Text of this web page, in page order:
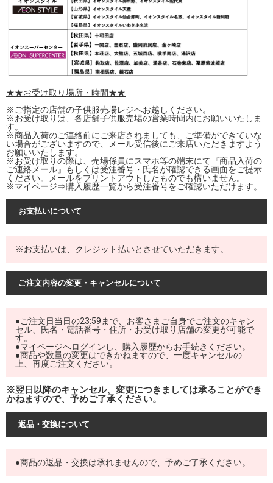
★★お受け取り場所・時間★★
※ご指定の店舗の子供服売場レジへお越しください。
※お受け取りは、各店舗子供服売場の営業時間内にお願いいたしま
す。
※商品入荷のご連絡前にご来店されましても、ご準備ができていな
い場合がございますので、メール受信後にご来店いただきますよう
お願いいたします。
※お受け取りの際は、売場係員にスマホ等の端末にて『商品入荷の
ご連絡メール』もしくは受注番号・氏名が確認できる画面をご提示
ください。メールをプリントアウトしたものでも構いません。
※マイページ⇒購入履歴一覧から受注番号をご確認いただけます。
お支払いについて
※お支払いは、クレジット払いとさせていただきます。
ご注文内容の変更・キャンセルについて
●ご注文日当日の23:59まで、お客さまご自身でご注文のキャン
セル、氏名・電話番号・住所・お受け取り店舗の変更が可能で
す。
●マイページへログインし、購入履歴からお手続きください。
●商品や数量の変更はできかねますので、一度キャンセルの
上、再度ご注文ください。
※翌日以降のキャンセル、変更につきましては承ることができ
かねますので、予めご了承ください。
返品・交換について
●商品の返品・交換は承れませんので、予めご了承ください。